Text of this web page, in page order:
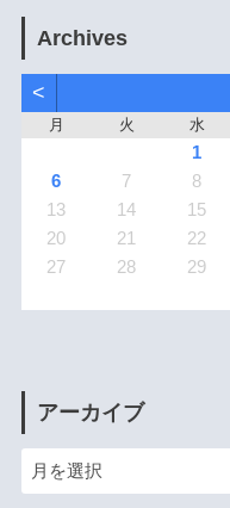
Archives
<
月 火 水
1
6
7 8
13
14 15
20
21 22
27
28 29
アーカイブ